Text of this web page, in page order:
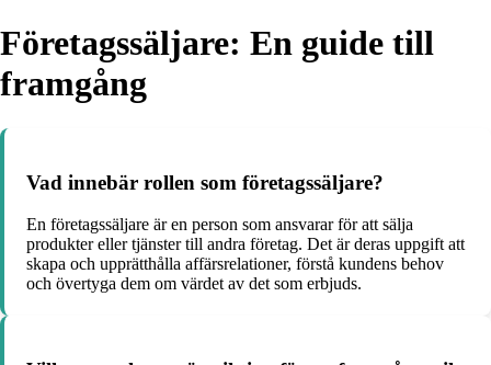
Företagssäljare: En guide till
framgång
Vad innebär rollen som företagssäljare?
En företagssäljare är en person som ansvarar för att sälja
produkter eller tjänster till andra företag. Det är deras uppgift att
skapa och upprätthålla affärsrelationer, förstå kundens behov
och övertyga dem om värdet av det som erbjuds.